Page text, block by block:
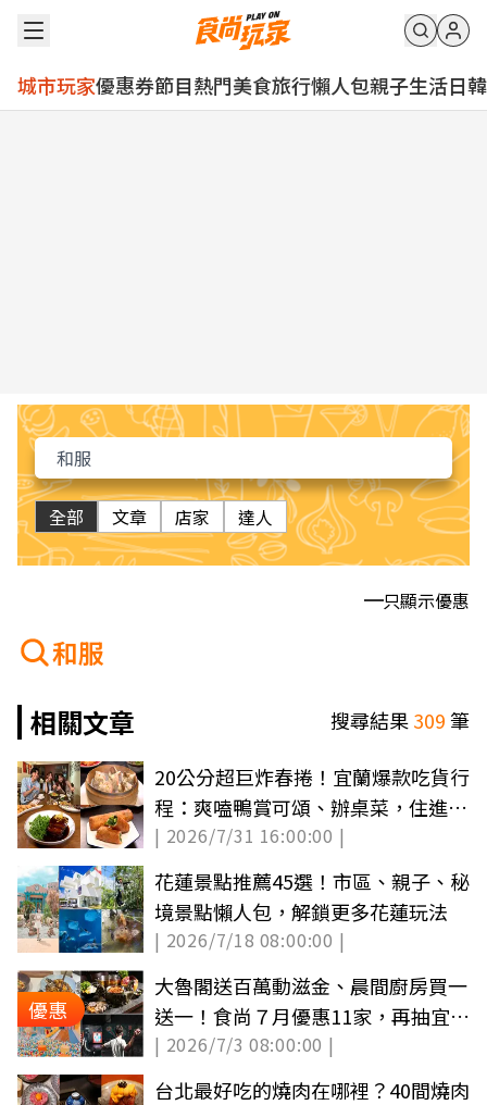
城市玩家優惠券節目熱門美食旅行懶人包親子生活日韓
全部 文章 店家 達人
只顯示優惠
和服
相關文章
搜尋結果309筆
20公分超巨炸春捲！宜蘭爆款吃貨行
程：爽嗑鴨賞可頌、辦桌菜，住進森
林玻璃屋
| 2026/7/31 16:00:00 |
花蓮景點推薦45選！市區、親子、秘
境景點懶人包，解鎖更多花蓮玩法
| 2026/7/18 08:00:00 |
優惠
大魯閣送百萬動滋金、晨間廚房買一
送一！食尚７月優惠11家，再抽宜蘭
民宿（中獎公布）
| 2026/7/3 08:00:00 |
台北最好吃的燒肉在哪裡？40間燒肉